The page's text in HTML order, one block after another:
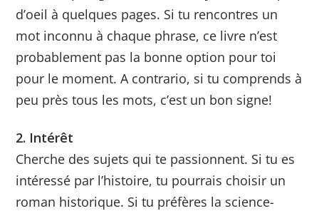
d’oeil à quelques pages. Si tu rencontres un
mot inconnu à chaque phrase, ce livre n’est
probablement pas la bonne option pour toi
pour le moment. A contrario, si tu comprends à
peu près tous les mots, c’est un bon signe!
2. Intérêt
Cherche des sujets qui te passionnent. Si tu es
intéressé par l’histoire, tu pourrais choisir un
roman historique. Si tu préfères la science-